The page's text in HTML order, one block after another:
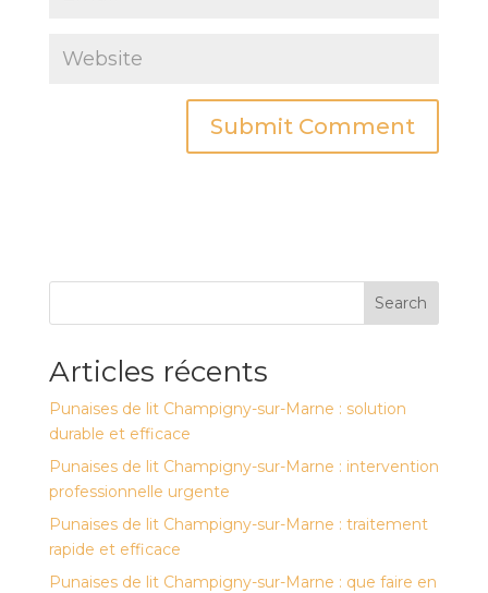
Search
Articles récents
Punaises de lit Champigny-sur-Marne : solution
durable et efficace
Punaises de lit Champigny-sur-Marne : intervention
professionnelle urgente
Punaises de lit Champigny-sur-Marne : traitement
rapide et efficace
Punaises de lit Champigny-sur-Marne : que faire en